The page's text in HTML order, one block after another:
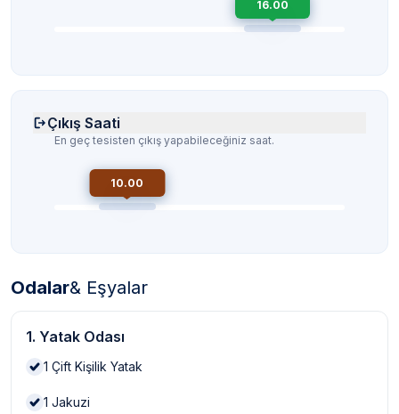
16.00
Çıkış Saati
En geç tesisten çıkış yapabileceğiniz saat.
10.00
Odalar& Eşyalar
1. Yatak Odası
1 Çift Kişilik Yatak
1 Jakuzi